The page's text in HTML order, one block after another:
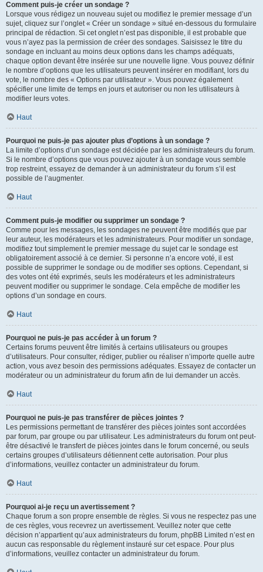
Comment puis-je créer un sondage ?
Lorsque vous rédigez un nouveau sujet ou modifiez le premier message d’un
sujet, cliquez sur l’onglet « Créer un sondage » situé en-dessous du formulaire
principal de rédaction. Si cet onglet n’est pas disponible, il est probable que
vous n’ayez pas la permission de créer des sondages. Saisissez le titre du
sondage en incluant au moins deux options dans les champs adéquats,
chaque option devant être insérée sur une nouvelle ligne. Vous pouvez définir
le nombre d’options que les utilisateurs peuvent insérer en modifiant, lors du
vote, le nombre des « Options par utilisateur ». Vous pouvez également
spécifier une limite de temps en jours et autoriser ou non les utilisateurs à
modifier leurs votes.
Haut
Pourquoi ne puis-je pas ajouter plus d’options à un sondage ?
La limite d’options d’un sondage est décidée par les administrateurs du forum.
Si le nombre d’options que vous pouvez ajouter à un sondage vous semble
trop restreint, essayez de demander à un administrateur du forum s’il est
possible de l’augmenter.
Haut
Comment puis-je modifier ou supprimer un sondage ?
Comme pour les messages, les sondages ne peuvent être modifiés que par
leur auteur, les modérateurs et les administrateurs. Pour modifier un sondage,
modifiez tout simplement le premier message du sujet car le sondage est
obligatoirement associé à ce dernier. Si personne n’a encore voté, il est
possible de supprimer le sondage ou de modifier ses options. Cependant, si
des votes ont été exprimés, seuls les modérateurs et les administrateurs
peuvent modifier ou supprimer le sondage. Cela empêche de modifier les
options d’un sondage en cours.
Haut
Pourquoi ne puis-je pas accéder à un forum ?
Certains forums peuvent être limités à certains utilisateurs ou groupes
d’utilisateurs. Pour consulter, rédiger, publier ou réaliser n’importe quelle autre
action, vous avez besoin des permissions adéquates. Essayez de contacter un
modérateur ou un administrateur du forum afin de lui demander un accès.
Haut
Pourquoi ne puis-je pas transférer de pièces jointes ?
Les permissions permettant de transférer des pièces jointes sont accordées
par forum, par groupe ou par utilisateur. Les administrateurs du forum ont peut-
être désactivé le transfert de pièces jointes dans le forum concerné, ou seuls
certains groupes d’utilisateurs détiennent cette autorisation. Pour plus
d’informations, veuillez contacter un administrateur du forum.
Haut
Pourquoi ai-je reçu un avertissement ?
Chaque forum a son propre ensemble de règles. Si vous ne respectez pas une
de ces règles, vous recevrez un avertissement. Veuillez noter que cette
décision n’appartient qu’aux administrateurs du forum, phpBB Limited n’est en
aucun cas responsable du règlement instauré sur cet espace. Pour plus
d’informations, veuillez contacter un administrateur du forum.